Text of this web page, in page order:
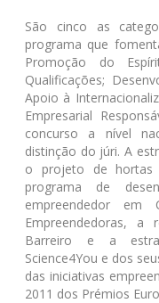
São cinco as
programa que
Promoção do
Qualificações;
Apoio à
Empresarial
concurso a nível
distinção do júri. A
o projeto de hortas
programa de
empreendedor
Empreendedoras,
Barreiro e a
Science4You e dos
das iniciativas
2011 dos Prémios